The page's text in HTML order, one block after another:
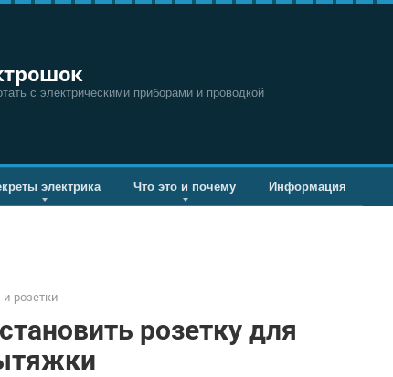
с электрическими приборами и проводкой
электрика Что это и почему Информация
розетки
розетку для